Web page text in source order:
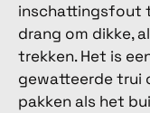
inschattingsfout
drang om dikke,
trekken. Het is
gewatteerde trui
pakken als het